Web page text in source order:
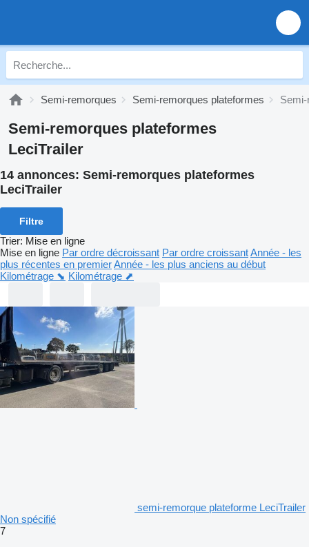
Semi-remorques Semi-remorques plateformes
Semi-remorques plateformes
LeciTrailer
14 annonces: Semi-remorques plateformes
LeciTrailer
Filtre
Trier: Mise en ligne
Mise en ligne Par ordre décroissant Par ordre croissantAnnée - les
plus récentes en premierAnnée - les plus anciens au début
Kilométrage ⬊ Kilométrage ⬈
semi-remorque plateforme LeciTrailer
Non spécifié
7